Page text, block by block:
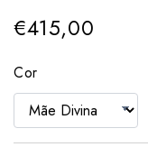
€415,00
Cor